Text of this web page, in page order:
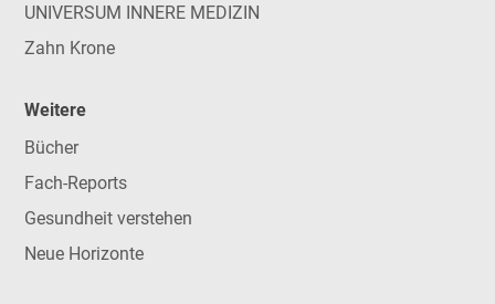
UNIVERSUM INNERE MEDIZIN
Zahn Krone
Weitere
Bücher
Fach-Reports
Gesundheit verstehen
Neue Horizonte